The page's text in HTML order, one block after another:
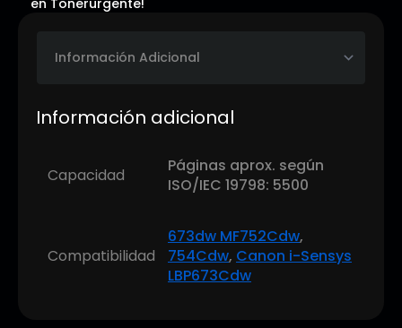
en Tonerurgente!
Información adicional
Capacidad
Páginas aprox. según
ISO/IEC 19798: 5500
Compatibilidad
673dw MF752Cdw,
754Cdw, Canon i-Sensys
LBP673Cdw